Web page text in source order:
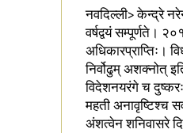
नवदिल्ली> केन्द्रे
वर्षद्वयं सम्पूर्णते।
अधिकारप्राप्तिः।
निर्वोढुम् अशक्नोत्
विदेशनयरंगे च
महती अनावृष्टिश्च
अंशत्वेन शनिवासरे